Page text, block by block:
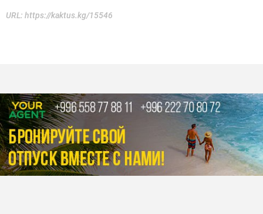
URL: https://kaktus.kg/15546